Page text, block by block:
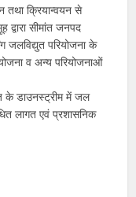
तथा क्रियान्वयन से
सीमांत जनपद
जलविद्युत परियोजना के
व अन्य परियोजनाओं
के डाउनस्ट्रीम में जल
लागत एवं प्रशासनिक